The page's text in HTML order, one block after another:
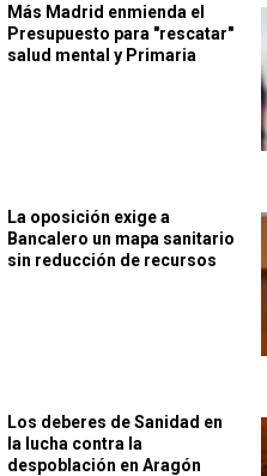
Más Madrid enmienda el
Presupuesto para "rescatar"
salud mental y Primaria
La oposición exige a
Bancalero un mapa sanitario
sin reducción de recursos
Los deberes de Sanidad en
la lucha contra la
despoblación en Aragón